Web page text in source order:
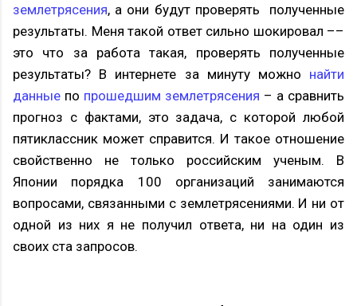
землетрясения, а они будут проверять полученные
результаты. Меня такой ответ сильно шокировал ––
это что за работа такая, проверять полученные
результаты? В интернете за минуту можно найти
данные по прошедшим землетрясения – а сравнить
прогноз с фактами, это задача, с которой любой
пятиклассник может справится. И такое отношение
свойственно не только российским ученым. В
Японии порядка 100 организаций занимаются
вопросами, связанными с землетрясениями. И ни от
одной из них я не получил ответа, ни на один из
своих ста запросов.